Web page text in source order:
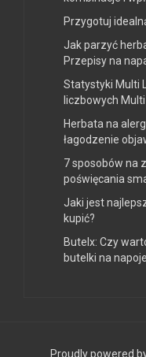
Przygotuj
Jak parzyć
Przepisy na
Statystyki Multi
liczbowych
Herbata na
łagodzenie
7 sposobów na
poświęcania
Jaki jest
kupić?
Butelx: Czy
butelki na
Proudly powered